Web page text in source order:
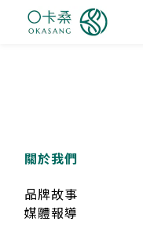
關於我們
品牌故事
媒體報導